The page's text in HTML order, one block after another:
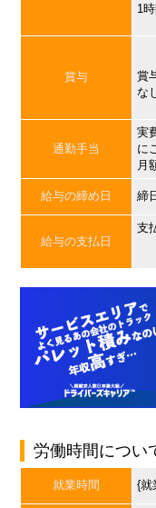
1
賞与
賞
な
通勤手当
実
に
月
給与の締め日 締
給与の支払日
支
労働時間につい
就業時間 {就